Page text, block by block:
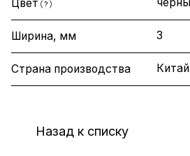
Цвет ?
Ширина, мм 3
Страна производства Китай
Назад к списку